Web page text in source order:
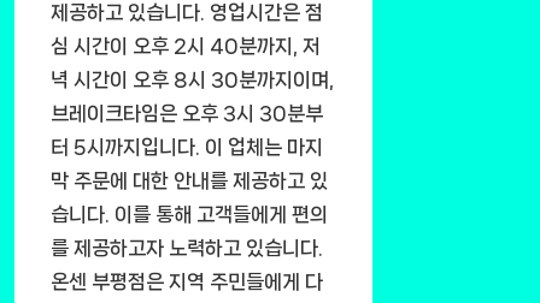
제공하고 있습니다. 영업시간은 점
심 시간이 오후 2시 40분까지, 저
녁 시간이 오후 8시 30분까지이며,
브레이크타임은 오후 3시 30분부
터 5시까지입니다. 이 업체는 마지
막 주문에 대한 안내를 제공하고 있
습니다. 이를 통해 고객들에게 편의
를 제공하고자 노력하고 있습니다.
온센 부평점은 지역 주민들에게 다